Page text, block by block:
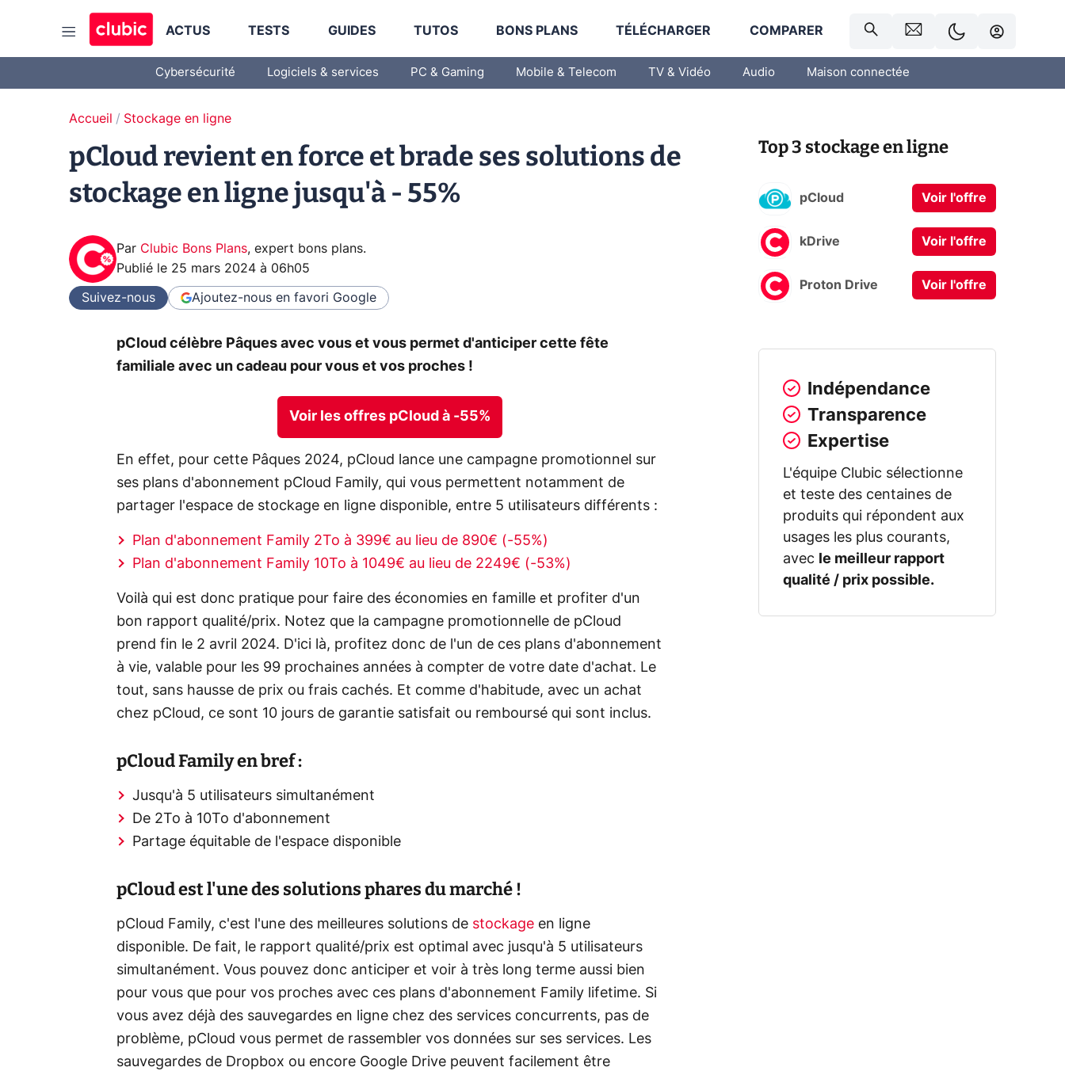
ACTUS TESTS GUIDES TUTOS BONS PLANS TÉLÉCHARGER COMPARER
Cybersécurité Logiciels & services PC & Gaming Mobile & Telecom TV & Vidéo Audio Maison connectée
Accueil Stockage en ligne
pCloud revient en force et brade ses solutions de
stockage en ligne jusqu'à - 55%
Par Clubic Bons Plans, expert bons plans.
Publié le 25 mars 2024 à 06h05
Suivez-nous Ajoutez-nous en favori Google
pCloud célèbre Pâques avec vous et vous permet d'anticiper cette fête
familiale avec un cadeau pour vous et vos proches !
Voir les offres pCloud à -55%
En effet, pour cette Pâques 2024, pCloud lance une campagne promotionnel sur
ses plans d'abonnement pCloud Family, qui vous permettent notamment de
partager l'espace de stockage en ligne disponible, entre 5 utilisateurs différents :
Plan d'abonnement Family 2To à 399€ au lieu de 890€ (-55%)
Plan d'abonnement Family 10To à 1049€ au lieu de 2249€ (-53%)
Voilà qui est donc pratique pour faire des économies en famille et profiter d'un
bon rapport qualité/prix. Notez que la campagne promotionnelle de pCloud
prend fin le 2 avril 2024. D'ici là, profitez donc de l'un de ces plans d'abonnement
à vie, valable pour les 99 prochaines années à compter de votre date d'achat. Le
tout, sans hausse de prix ou frais cachés. Et comme d'habitude, avec un achat
chez pCloud, ce sont 10 jours de garantie satisfait ou remboursé qui sont inclus.
pCloud Family en bref :
Jusqu'à 5 utilisateurs simultanément
De 2To à 10To d'abonnement
Partage équitable de l'espace disponible
pCloud est l'une des solutions phares du marché !
pCloud Family, c'est l'une des meilleures solutions de stockage en ligne
disponible. De fait, le rapport qualité/prix est optimal avec jusqu'à 5 utilisateurs
simultanément. Vous pouvez donc anticiper et voir à très long terme aussi bien
pour vous que pour vos proches avec ces plans d'abonnement Family lifetime. Si
vous avez déjà des sauvegardes en ligne chez des services concurrents, pas de
problème, pCloud vous permet de rassembler vos données sur ses services. Les
sauvegardes de Dropbox ou encore Google Drive peuvent facilement être
Top 3 stockage en ligne
pCloud Voir l'offre
kDrive Voir l'offre
Proton Drive Voir l'offre
Indépendance
Transparence
Expertise
L'équipe Clubic sélectionne
et teste des centaines de
produits qui répondent aux
usages les plus courants,
avec
le meilleur rapport
qualité / prix possible.